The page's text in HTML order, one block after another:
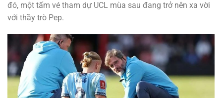
đó, một tấm vé tham dự UCL mùa sau đang trở nên xa vời
với thầy trò Pep.